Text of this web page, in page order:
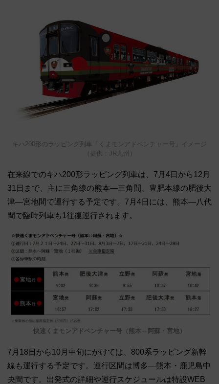
キハ200形のラッピング列車「くまモンアドベンチャー号」イメージ
（提供：JR九州）
在来線でのキハ200形ラッピング列車は、7月4日から12月
31日まで、主に三角線の熊本―三角間、豊肥本線の肥後大
津―宮地間で運行する予定です。7月4日には、熊本―八代
間で臨時列車も1往復運行されます。
快速くまモンアドベンチャー号（熊本⇔阿蘇・宮地）
7月18日から10月中旬にかけては、800系ラッピング新幹
線も運行する予定です。運行区間は博多―熊本・鹿児島中
央間です。出発式の詳細や運行スケジュールは特設WEB